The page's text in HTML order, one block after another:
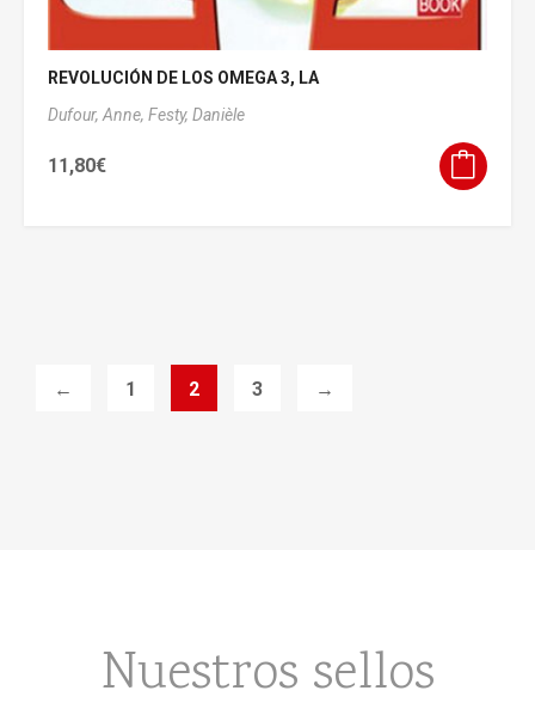
REVOLUCIÓN DE LOS OMEGA 3, LA
Dufour, Anne, Festy, Danièle
11,80€
← 1 2 3 →
Nuestros sellos